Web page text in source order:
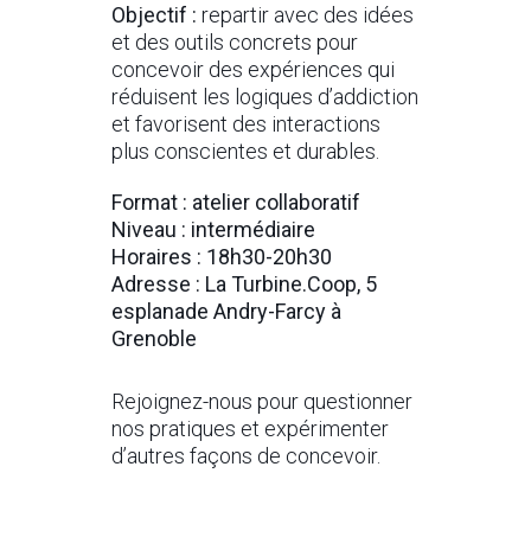
Objectif : repartir avec des idées
et des outils concrets pour
concevoir des expériences qui
réduisent les logiques d’addiction
et favorisent des interactions
plus conscientes et durables.
Format : atelier collaboratif
Niveau : intermédiaire
Horaires : 18h30-20h30
Adresse : La Turbine.Coop, 5
esplanade Andry-Farcy à
Grenoble
Rejoignez-nous pour questionner
nos pratiques et expérimenter
d’autres façons de concevoir.